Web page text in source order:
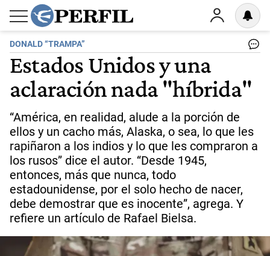
DONALD “TRAMPA”
Estados Unidos y una
aclaración nada "híbrida"
“América, en realidad, alude a la porción de
ellos y un cacho más, Alaska, o sea, lo que les
rapiñaron a los indios y lo que les compraron a
los rusos” dice el autor. “Desde 1945,
entonces, más que nunca, todo
estadounidense, por el solo hecho de nacer,
debe demostrar que es inocente”, agrega. Y
refiere un artículo de Rafael Bielsa.